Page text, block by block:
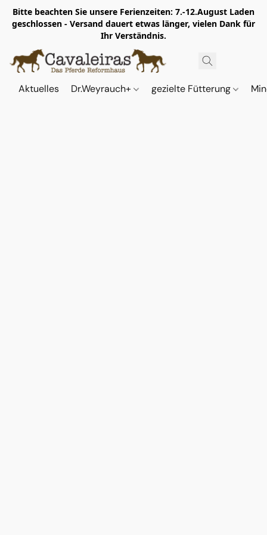
Bitte beachten Sie unsere Ferienzeiten: 7.-12.August Laden
geschlossen - Versand dauert etwas länger, vielen Dank für
Ihr Verständnis.
Aktuelles Dr.Weyrauch+ gezielte Fütterung